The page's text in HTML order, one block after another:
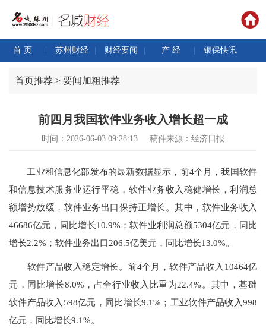
首 页 | 苏州财经 | 财经要闻 | 产 经 | 银保快讯
首页推荐 > 要闻加粗推荐
前四月我国软件业务收入增长超一成
时间：2026-06-03 09:28:13 稿件来源：经济日报
工业和信息化部发布的最新数据显示，前4个月，我国软件
和信息技术服务业运行平稳，软件业务收入稳健增长，利润总
额增势放缓，软件业务出口保持正增长。其中，软件业务收入
46686亿元，同比增长10.9%；软件业利润总额5304亿元，同比
增长2.2%；软件业务出口206.5亿美元，同比增长13.0%。
软件产品收入稳定增长。前4个月，软件产品收入10464亿
元，同比增长8.0%，占全行业收入比重为22.4%。其中，基础
软件产品收入598亿元，同比增长9.1%；工业软件产品收入998
亿元，同比增长9.1%。